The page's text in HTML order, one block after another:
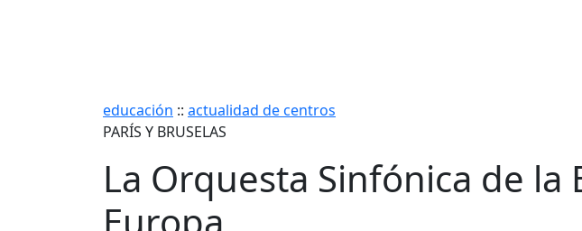
educación :: actualidad de centros
PARÍS Y BRUSELAS
La Orquesta Sinfónica de la